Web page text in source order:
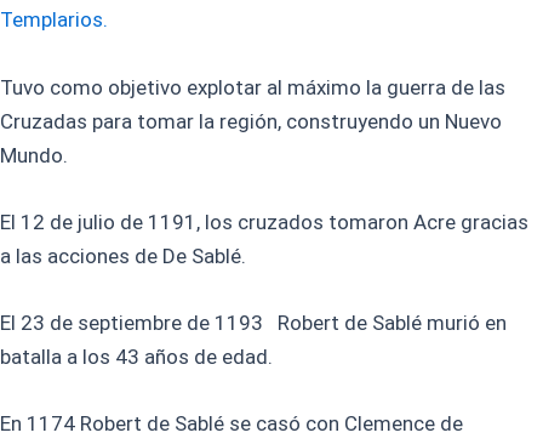
Templarios.
Tuvo como objetivo explotar al máximo la guerra de las
Cruzadas para tomar la región, construyendo un Nuevo
Mundo.
El 12 de julio de 1191, los cruzados tomaron Acre gracias
a las acciones de De Sablé.
El 23 de septiembre de 1193 Robert de Sablé murió en
batalla a los 43 años de edad.
En 1174 Robert de Sablé se casó con Clemence de